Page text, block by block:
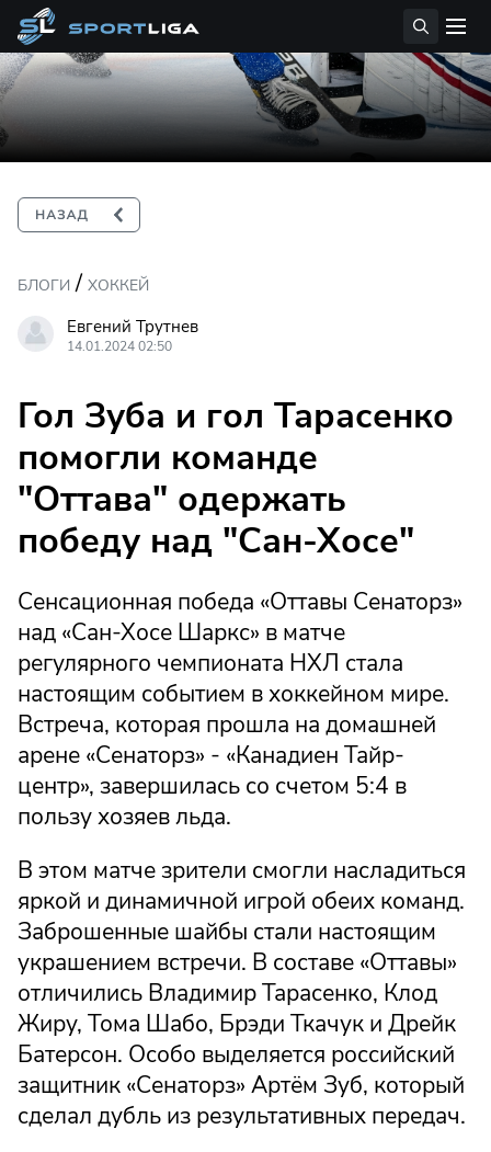
БЛОГИ / ХОККЕЙ
Евгений Трутнев
14.01.2024 02:50
Гол Зуба и гол Тарасенко
помогли команде
"Оттава" одержать
победу над "Сан-Хосе"
Сенсационная победа «Оттавы Сенаторз»
над «Сан-Хосе Шаркс» в матче
регулярного чемпионата НХЛ стала
настоящим событием в хоккейном мире.
Встреча, которая прошла на домашней
арене «Сенаторз» - «Канадиен Тайр-
центр», завершилась со счетом 5:4 в
пользу хозяев льда.
В этом матче зрители смогли насладиться
яркой и динамичной игрой обеих команд.
Заброшенные шайбы стали настоящим
украшением встречи. В составе «Оттавы»
отличились Владимир Тарасенко, Клод
Жиру, Тома Шабо, Брэди Ткачук и Дрейк
Батерсон. Особо выделяется российский
защитник «Сенаторз» Артём Зуб, который
сделал дубль из результативных передач.